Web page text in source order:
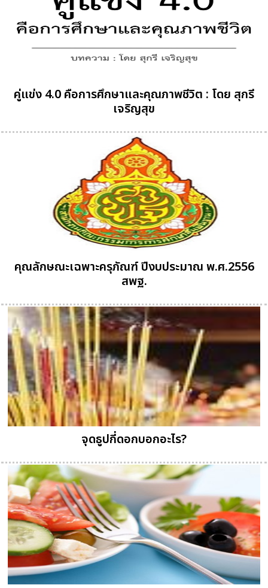
คู่แข่ง 4.0 คือการศึกษาและคุณภาพชีวิต : โดย สุกรี
เจริญสุข
คุณลักษณะเฉพาะครุภัณฑ์ ปีงบประมาณ พ.ศ.2556
สพฐ.
จุดธูปกี่ดอกบอกอะไร?